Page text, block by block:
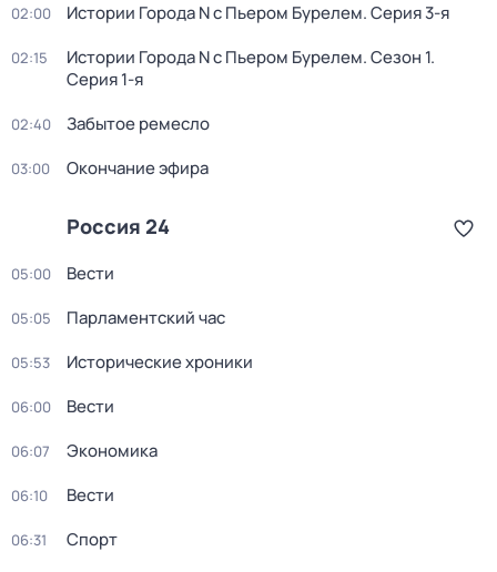
02:00 Истории Города N с Пьером Бурелем. Серия 3-я
02:15 Истории Города N с Пьером Бурелем. Сезон 1.
Серия 1-я
02:40 Забытое ремесло
03:00 Окончание эфира
Россия 24
05:00 Вести
05:05 Парламентский час
05:53 Исторические хроники
06:00 Вести
06:07 Экономика
06:10 Вести
06:31 Спорт